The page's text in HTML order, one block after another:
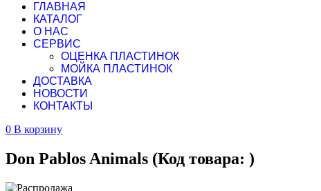
ГЛАВНАЯ
КАТАЛОГ
О НАС
СЕРВИС
ОЦЕНКА ПЛАСТИНОК
МОЙКА ПЛАСТИНОК
ДОСТАВКА
НОВОСТИ
КОНТАКТЫ
0 В корзину
Don Pablos Animals (Код товара: )